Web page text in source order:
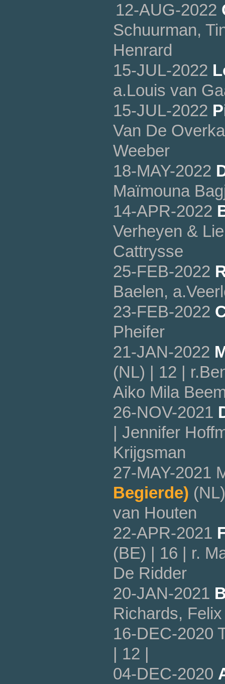
12-AUG-2022
Schuurman,
Henrard
15-JUL-2022
a.Louis van
15-JUL-2022
Van De
Weeber
18-MAY-2022
Maïmouna
14-APR-2022
Verheyen &
Cattrysse
25-FEB-2022
Baelen,
23-FEB-2022
Pheifer
21-JAN-2022
(NL) | 12 |
Aiko Mila
26-NOV-2021
| Jennifer
Krijgsman
27-MAY-2021
Begierde)
van Houten
22-APR-2021
(BE) | 16 | r.
De Ridder
20-JAN-2021
Richards,
16-DEC-2020
| 12 |
04-DEC-2020